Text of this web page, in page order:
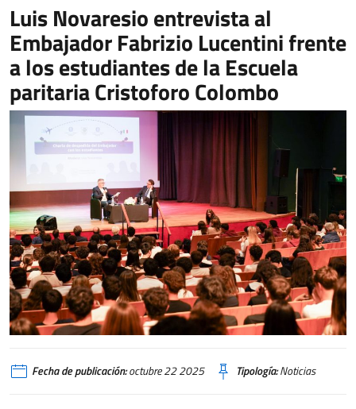
Luis Novaresio entrevista al
Embajador Fabrizio Lucentini frente
a los estudiantes de la Escuela
paritaria Cristoforo Colombo
Fecha de publicación:octubre 22 2025 Tipología:Noticias